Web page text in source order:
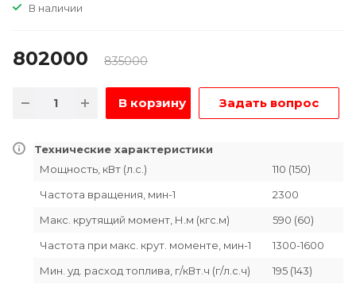
В наличии
802000 835000
В корзину Задать вопрос
Технические характеристики
Мощность, кВт (л.с.)
110 (150)
Частота вращения, мин-1
2300
Макс. крутящий момент, Н.м (кгс.м)
590 (60)
Частота при макс. крут. моменте, мин-1
1300-1600
Мин. уд. расход топлива, г/кВт.ч (г/л.с.ч)
195 (143)